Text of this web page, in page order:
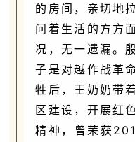
的房间，亲切地
问着生活的方方
况，无一遗漏。
子是对越作战革
牲后，王奶奶带
区建设，开展红
精神，曾荣获